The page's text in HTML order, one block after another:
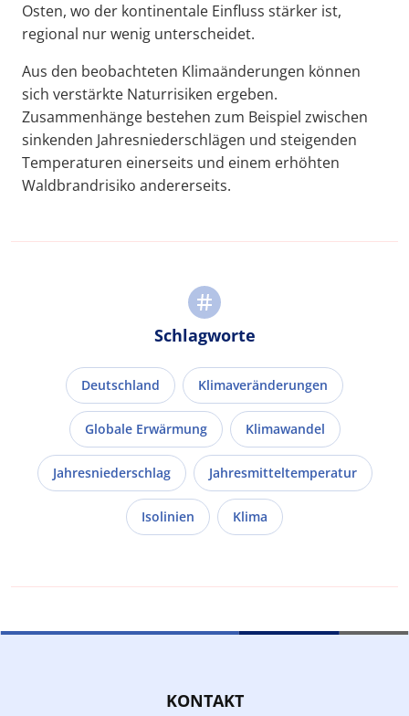
Osten, wo der kontinentale Einfluss stärker ist,
regional nur wenig unterscheidet.
Aus den beobachteten Klimaänderungen können
sich verstärkte Naturrisiken ergeben.
Zusammenhänge bestehen zum Beispiel zwischen
sinkenden Jahresniederschlägen und steigenden
Temperaturen einerseits und einem erhöhten
Waldbrandrisiko andererseits.
Schlagworte
Deutschland Klimaveränderungen
Globale Erwärmung Klimawandel
Jahresniederschlag Jahresmitteltemperatur
Isolinien Klima
KONTAKT